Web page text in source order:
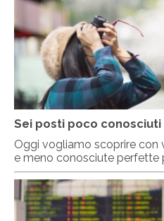
Sei posti poco
Oggi vogliamo scoprire con
e meno conosciute perfette